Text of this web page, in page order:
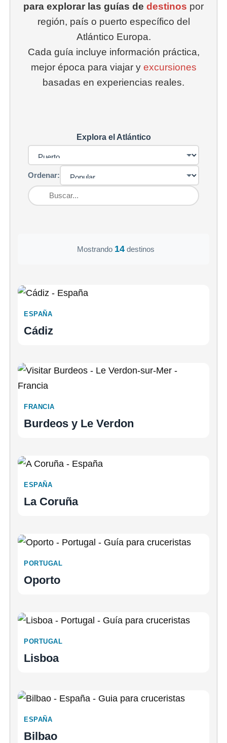
para explorar las guías de destinos por
región, país o puerto específico del
Atlántico Europa.
Cada guía incluye información práctica,
mejor época para viajar y excursiones
basadas en experiencias reales.
Explora el Atlántico
Ordenar:
Mostrando 14 destinos
ESPAÑA
Cádiz
FRANCIA
Burdeos y Le Verdon
ESPAÑA
La Coruña
PORTUGAL
Oporto
PORTUGAL
Lisboa
ESPAÑA
Bilbao